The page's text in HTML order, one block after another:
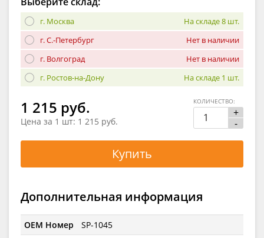
г. Москва
На складе 8 шт.
г. С.-Петербург
Нет в наличии
г. Волгоград
Нет в наличии
г. Ростов-на-Дону
На складе 1 шт.
1 215 руб.
Цена за 1 шт: 1 215 руб.
+
-
КОЛИЧЕСТВО:
Купить
Дополнительная информация
OEM Номер
SP-1045